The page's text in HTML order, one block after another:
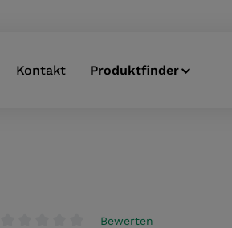
Kontakt Produktfinder
Bewerten